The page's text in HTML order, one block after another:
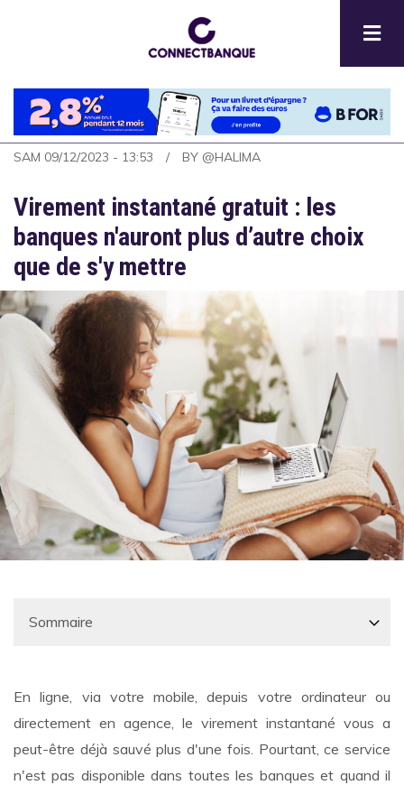
principal
SAM 09/12/2023 - 13:53 BY @HALIMA
Virement instantané gratuit : les
banques n'auront plus d’autre choix
que de s'y mettre
En ligne, via votre mobile, depuis votre ordinateur ou
directement en agence, le virement instantané vous a
peut-être déjà sauvé plus d'une fois. Pourtant, ce service
n'est pas disponible dans toutes les banques et quand il